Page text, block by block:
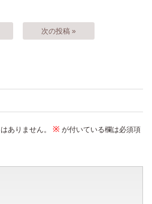
次の投稿 »
ありません。 ※ が付いている欄は必須項